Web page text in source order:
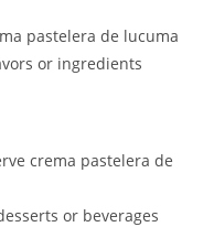
pastelera de lucuma
or ingredients
crema pastelera de
or beverages